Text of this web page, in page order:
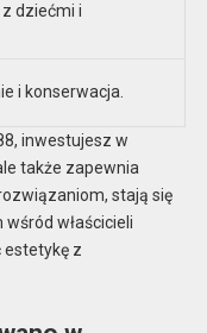
dziećmi i
i konserwacja.
inwestujesz w
także zapewnia
stają się
właścicieli
estetykę z